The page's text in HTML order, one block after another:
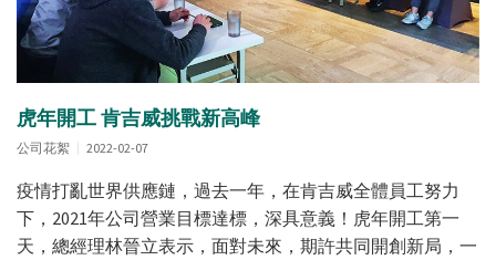
虎年開工 肯吉威挑戰新高峰
公司花絮 2022-02-07
疫情打亂世界供應鏈，過去一年，在肯吉威全體員工努力
下，2021年公司營業目標達標，深具意義！虎年開工第一
天，總經理林晉立表示，面對未來，期許共同開創新局，一